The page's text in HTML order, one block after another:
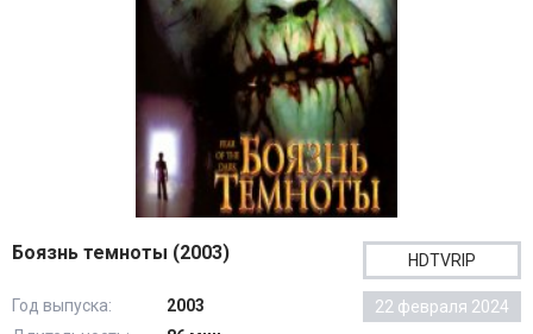
Боязнь темноты (2003) HDTVRIP
22 февраля 2024
Год выпуска:
2003